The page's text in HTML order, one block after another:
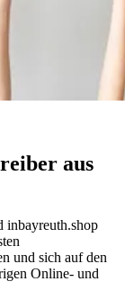
aus
inbayreuth.shop
und sich auf den
Online- und